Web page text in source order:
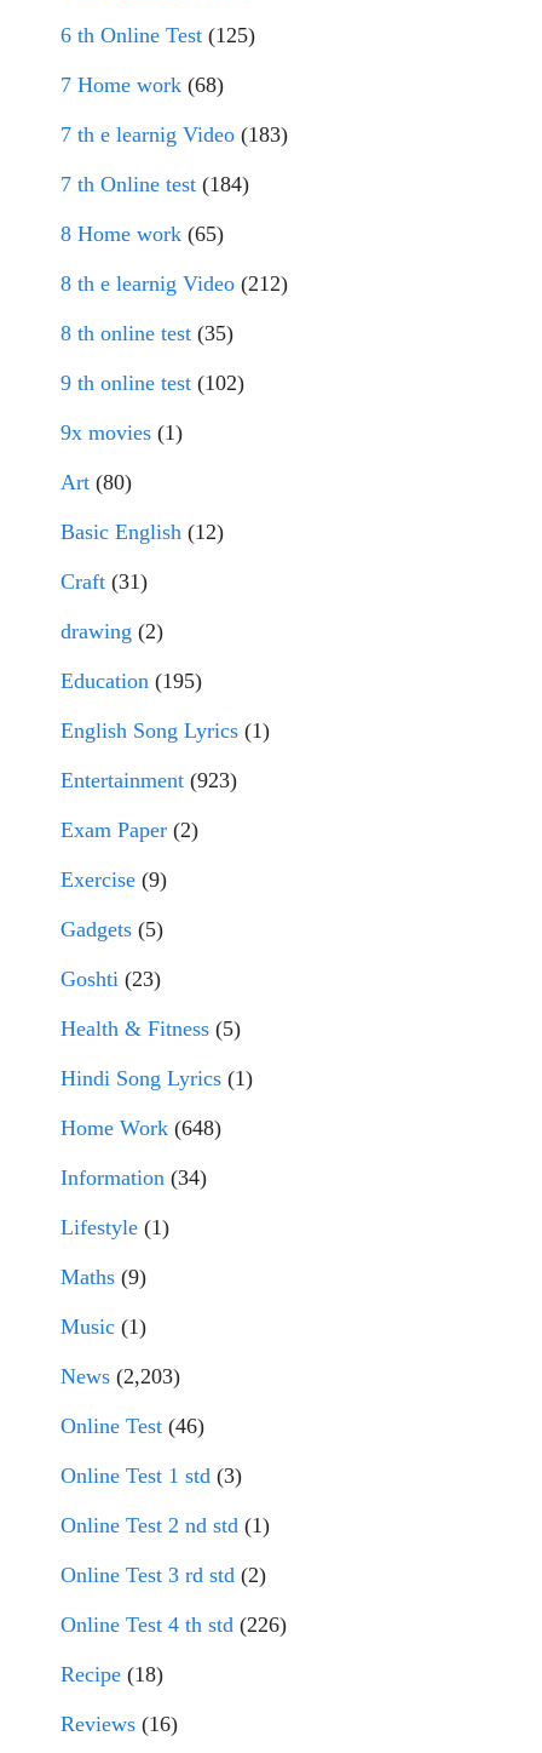
6 th Online Test (125)
7 Home work (68)
7 th e learnig Video (183)
7 th Online test (184)
8 Home work (65)
8 th e learnig Video (212)
8 th online test (35)
9 th online test (102)
9x movies (1)
Art (80)
Basic English (12)
Craft (31)
drawing (2)
Education (195)
English Song Lyrics (1)
Entertainment (923)
Exam Paper (2)
Exercise (9)
Gadgets (5)
Goshti (23)
Health & Fitness (5)
Hindi Song Lyrics (1)
Home Work (648)
Information (34)
Lifestyle (1)
Maths (9)
Music (1)
News (2,203)
Online Test (46)
Online Test 1 std (3)
Online Test 2 nd std (1)
Online Test 3 rd std (2)
Online Test 4 th std (226)
Recipe (18)
Reviews (16)